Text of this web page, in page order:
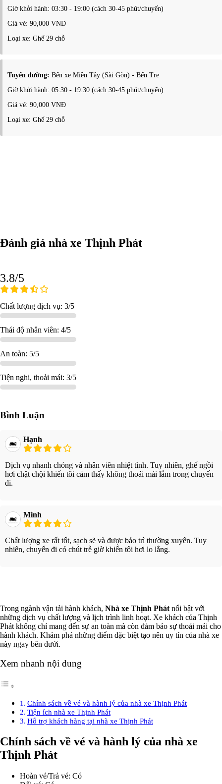
Giờ khởi hành: 03:30 - 19:00 (cách 30-45 phút/chuyến)
Giá vé: 90,000 VNĐ
Loại xe: Ghế 29 chỗ
Tuyến đường: Bến xe Miền Tây (Sài Gòn) - Bến Tre
Giờ khởi hành: 05:30 - 19:30 (cách 30-45 phút/chuyến)
Giá vé: 90,000 VNĐ
Loại xe: Ghế 29 chỗ
Đánh giá nhà xe Thịnh Phát
3.8/5
Chất lượng dịch vụ: 3/5
Thái độ nhân viên: 4/5
An toàn: 5/5
Tiện nghi, thoải mái: 3/5
Bình Luận
Hạnh
Dịch vụ nhanh chóng và nhân viên nhiệt tình. Tuy nhiên, ghế ngồi
hơi chật chội khiến tôi cảm thấy không thoải mái lắm trong chuyến
đi.
Minh
Chất lượng xe rất tốt, sạch sẽ và được bảo trì thường xuyên. Tuy
nhiên, chuyến đi có chút trễ giờ khiến tôi hơi lo lắng.
Trong ngành vận tải hành khách, Nhà xe Thịnh Phát nổi bật với
những dịch vụ chất lượng và lịch trình linh hoạt. Xe khách của Thịnh
Phát không chỉ mang đến sự an toàn mà còn đảm bảo sự thoải mái cho
hành khách. Khám phá những điểm đặc biệt tạo nên uy tín của nhà xe
này ngay bên dưới.
Xem nhanh nội dung
Chính sách về vé và hành lý của nhà xe Thịnh Phát
Tiện ích nhà xe Thịnh Phát
Hỗ trợ khách hàng tại nhà xe Thịnh Phát
Chính sách về vé và hành lý của nhà xe
Thịnh Phát
Hoàn vé/Trả vé: Có